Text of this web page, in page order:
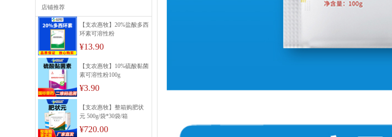
店铺推荐
【支农惠牧】20%盐酸多西
环素可溶性粉
¥13.90
【支农惠牧】10%硫酸黏菌
素可溶性粉100g
¥3.90
【支农惠牧】整箱购肥状
元 500g/袋*30袋/箱
¥720.00